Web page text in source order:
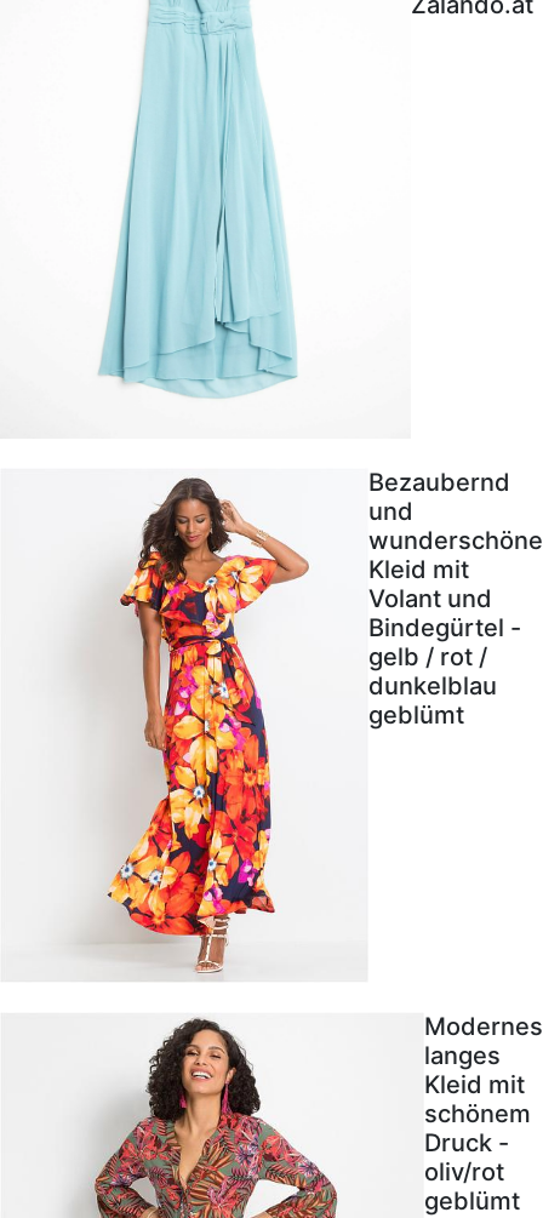
Bezaubernd
und
wunderschöne
Kleid mit
Volant und
Bindegürtel -
gelb / rot /
dunkelblau
geblümt
Modernes
langes
Kleid mit
schönem
Druck -
oliv/rot
geblümt